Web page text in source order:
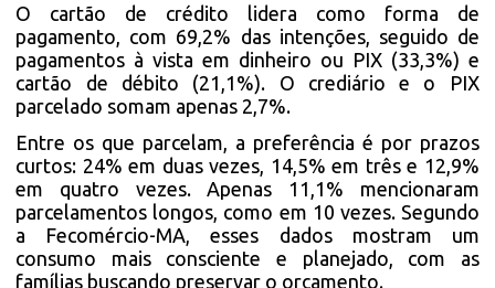
O cartão de crédito lidera como forma de
pagamento, com 69,2% das intenções, seguido de
pagamentos à vista em dinheiro ou PIX (33,3%) e
cartão de débito (21,1%). O crediário e o PIX
parcelado somam apenas 2,7%.
Entre os que parcelam, a preferência é por prazos
curtos: 24% em duas vezes, 14,5% em três e 12,9%
em quatro vezes. Apenas 11,1% mencionaram
parcelamentos longos, como em 10 vezes. Segundo
a Fecomércio-MA, esses dados mostram um
consumo mais consciente e planejado, com as
famílias buscando preservar o orçamento.